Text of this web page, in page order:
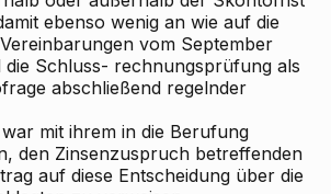
ebenso wenig an wie auf die
vom September
Schluss- rechnungsprüfung als
abschließend regelnder
war mit ihrem in die Berufung
den Zinsenzuspruch betreffenden
auf diese Entscheidung über die